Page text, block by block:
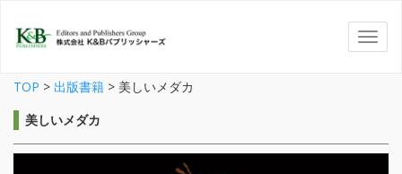
TOP > 出版書籍 > 美しいメダカ
美しいメダカ